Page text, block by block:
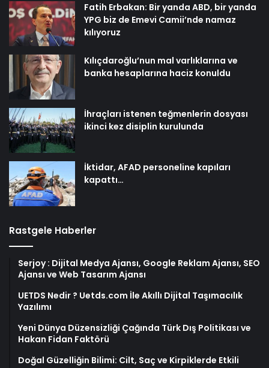
Fatih Erbakan: Bir yanda ABD, bir yanda
YPG biz de Emevi Camii’nde namaz
kılıyoruz
Kılıçdaroğlu’nun mal varlıklarına ve
banka hesaplarına haciz konuldu
İhraçları istenen teğmenlerin dosyası
ikinci kez disiplin kurulunda
İktidar, AFAD personeline kapıları
kapattı…
Rastgele Haberler
Serjoy : Dijital Medya Ajansı, Google Reklam Ajansı, SEO
Ajansı ve Web Tasarım Ajansı
UETDS Nedir ? Uetds.com İle Akıllı Dijital Taşımacılık
Yazılımı
Yeni Dünya Düzensizliği Çağında Türk Dış Politikası ve
Hakan Fidan Faktörü
Doğal Güzelliğin Bilimi: Cilt, Saç ve Kirpiklerde Etkili